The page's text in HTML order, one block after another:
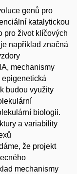
genů pro
katalytickou
pro život klíčových
například značná
mechanismy
epigenetická
budou využity
biologii.
a variability
že projekt
mechanismy